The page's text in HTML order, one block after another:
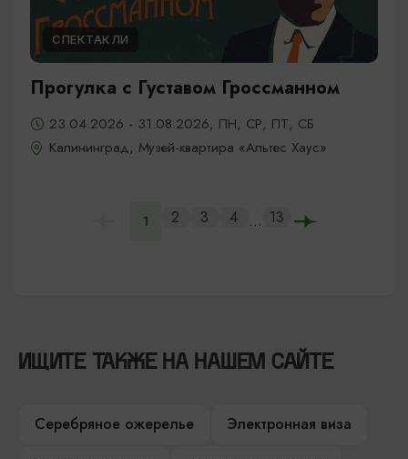
СПЕКТАКЛИ
Прогулка с Густавом Гроссманном
23.04.2026 - 31.08.2026, ПН, СР, ПТ, СБ
Калининград, Музей-квартира «Альтес Хаус»
1 2 3 4 ... 13
ИЩИТЕ ТАКЖЕ НА НАШЕМ САЙТЕ
Серебряное ожерелье
Электронная виза